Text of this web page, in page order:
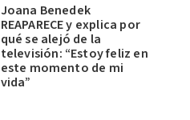
Joana Benedek
REAPARECE y explica por
qué se alejó de la
televisión: “Estoy feliz en
este momento de mi
vida”